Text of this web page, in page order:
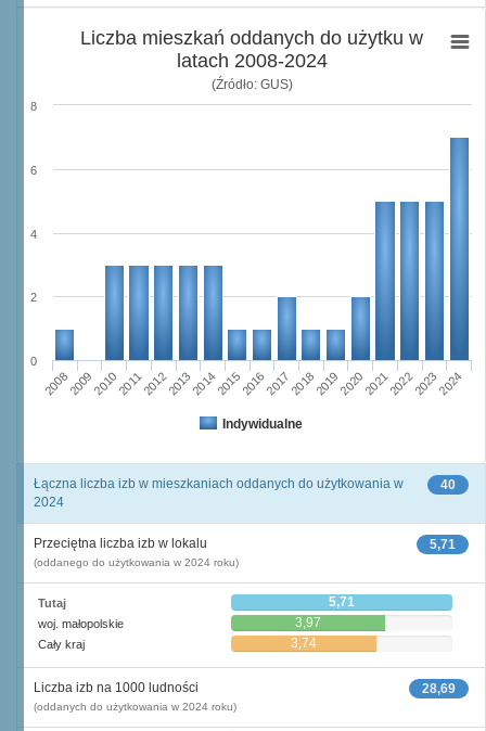
Liczba mieszkań oddanych do użytku w
latach 2008-2024
(Źródło: GUS)
Indywidualne
20082009201020112012201320142015201620172018201920202021202220232024
0
2
4
6
8
40
Łączna liczba izb w mieszkaniach oddanych do użytkowania w
2024
5,71
Przeciętna liczba izb w lokalu
(oddanego do użytkowania w 2024 roku)
Tutaj 5,71
woj. małopolskie 3,97
Cały kraj 3,74
28,69
Liczba izb na 1000 ludności
(oddanych do użytkowania w 2024 roku)